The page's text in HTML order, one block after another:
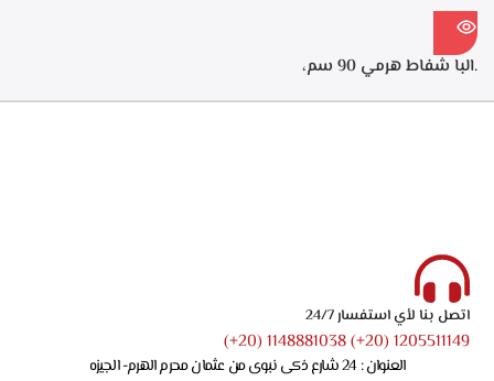
.البا شفاط هرمي 90 سم،
اتصل بنا لأي استفسار 24/7
1205511149 (20+) 1148881038 (20+)
العنوان : 24 شارع ذكى نبوى من عثمان محرم الهرم- الجيزه